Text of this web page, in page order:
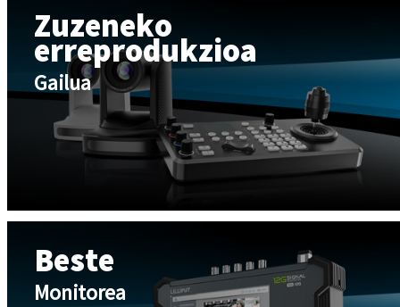
Zuzeneko
erreprodukzioa
Gailua
Beste
Monitorea